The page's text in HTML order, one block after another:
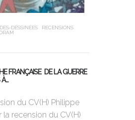
DESSINÉES
RECENSIONS
FRANÇAISE DE LA GUERRE
À…
du CV(H) Philippe
la recension du CV(H)